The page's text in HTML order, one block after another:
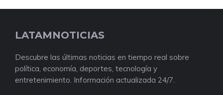
LATAMNOTICIAS
Descubre las últimas noticias en tiempo real sobre
política, economía, deportes, tecnología y
entretenimiento. Información actualizada 24/7.